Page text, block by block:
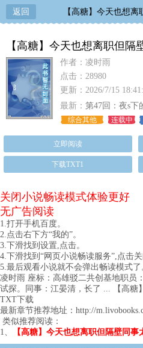
返回 【高糖】今天也想
【高糖】今天也想离职但隔
作者：凌时雨
点击：28980
更新：2026/7/15
最新： 第47回：夜s下
综合其他 连载中
立即阅读
下载TXT1
关闭小说畅读模式体验更好
无广告阅读
1.打开手机百度。
2.点击右下方“我的”。
3.下滑找到设置,点击。
4.下滑找到“网页小说畅读服务”,点击关
5.最后观看小说就不会弹出畅读模式了
凌时雨 座标：高雄驳二共创基地职员
试探。同事：江晏清，长了 ... 【高糖
TXT下载
最新章节推荐地址：http://
类似推荐阅读：
1、
【高糖】今天也想离职但隔壁同事